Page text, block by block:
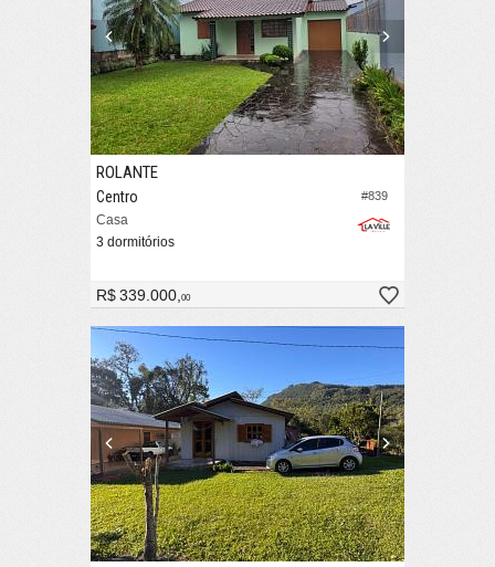
#839
ROLANTE
Centro
Casa
3 dormitórios
R$ 339.000, 00